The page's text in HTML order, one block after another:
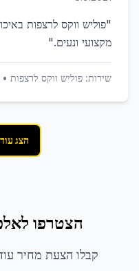
"פוליש ווקס לרצפות
מקצועי ונעים."
שירות: פוליש ווקס לרצפות •
הצג עוד
הצטרפו
קבלו הצעת מחיר עוד